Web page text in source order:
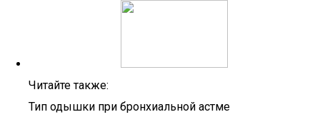
Читайте также:
Тип одышки при бронхиальной астме